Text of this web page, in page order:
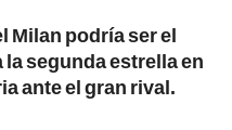
Milan podría ser el
segunda estrella en
ante el gran rival.